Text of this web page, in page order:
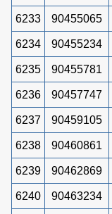
6233 90455065
6234 90455234
6235 90455781
6236 90457747
6237 90459105
6238 90460861
6239 90462869
6240 90463234